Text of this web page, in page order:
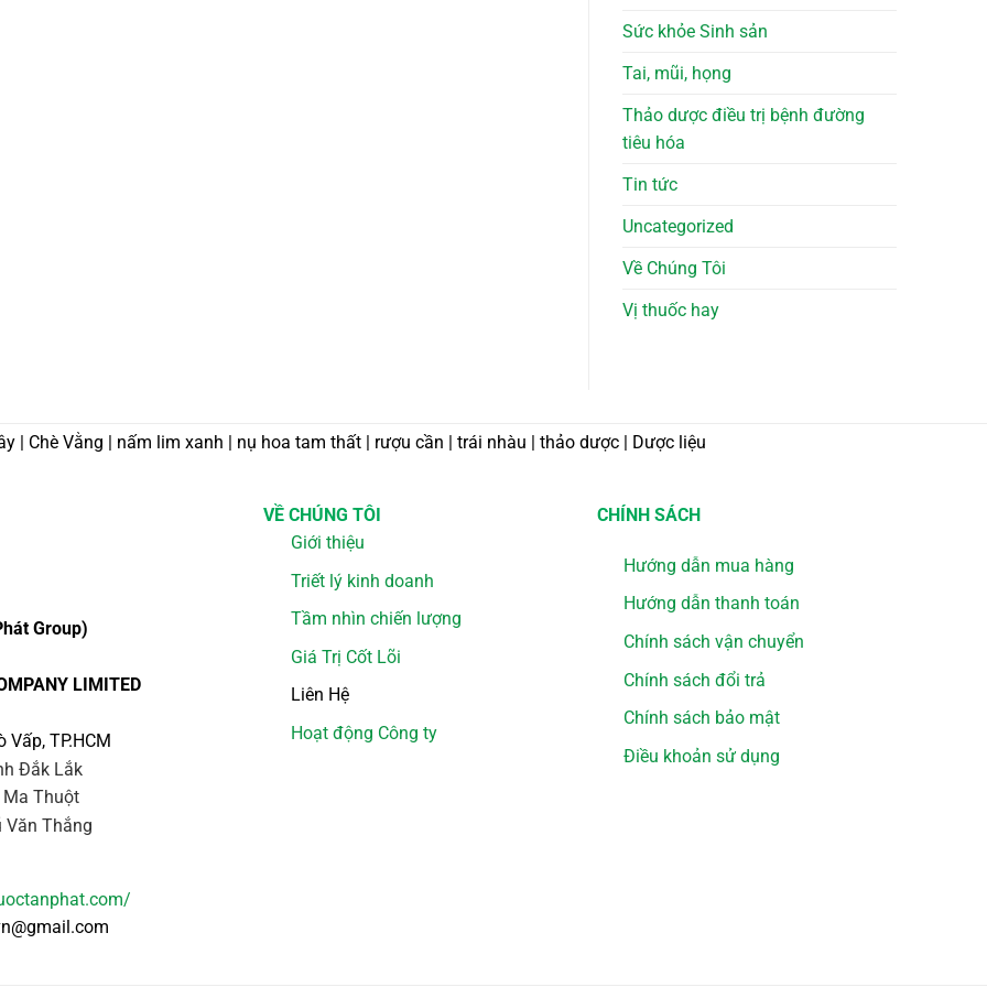
Sức khỏe Sinh sản
Tai, mũi, họng
Thảo dược điều trị bệnh đường
tiêu hóa
Tin tức
Uncategorized
Về Chúng Tôi
Vị thuốc hay
| Chè Vằng | nấm lim xanh | nụ hoa tam thất | rượu cần | trái nhàu | thảo dược | Dược liệu
Group)
LIMITED
TP.HCM
Đắk Lắk
Ma Thuột
Thắng
VỀ CHÚNG TÔI
Giới thiệu
Triết lý kinh doanh
Tầm nhìn chiến lượng
Giá Trị Cốt Lõi
Liên Hệ
Hoạt động Công ty
CHÍNH SÁCH
Hướng dẫn mua hàng
Hướng dẫn thanh toán
Chính sách vận chuyển
Chính sách đổi trả
Chính sách bảo mật
Điều khoản sử dụng